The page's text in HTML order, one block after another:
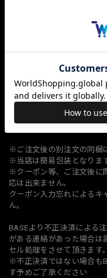
如果您通过 PAYPAL 付款
※何度もキャンセル、保管
に支障が出る問い合わせ
する等、転売目的と当店
しされるお客様は当店の
※ご注文後の別注文の同梱
※当店は簡易包装となりま
※クーポン等、ご注文後に
応は出来ません。
クーポン入力忘れによるキ
ん。
BASEより不正決済による
がある連絡があった場合は
セル処理をさせて頂きます。
※不正決済ではない場合も
す予めご了承ください